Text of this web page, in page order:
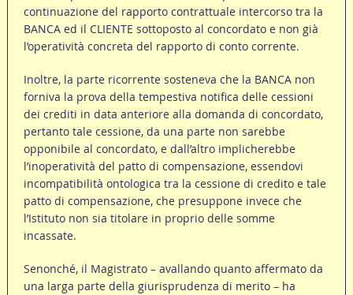
continuazione del rapporto contrattuale intercorso tra la
BANCA ed il CLIENTE sottoposto al concordato e non già
l’operatività concreta del rapporto di conto corrente.
Inoltre, la parte ricorrente sosteneva che la BANCA non
forniva la prova della tempestiva notifica delle cessioni
dei crediti in data anteriore alla domanda di concordato,
pertanto tale cessione, da una parte non sarebbe
opponibile al concordato, e dall’altro implicherebbe
l’inoperatività del patto di compensazione, essendovi
incompatibilità ontologica tra la cessione di credito e tale
patto di compensazione, che presuppone invece che
l’Istituto non sia titolare in proprio delle somme
incassate.
Senonché, il Magistrato – avallando quanto affermato da
una larga parte della giurisprudenza di merito – ha